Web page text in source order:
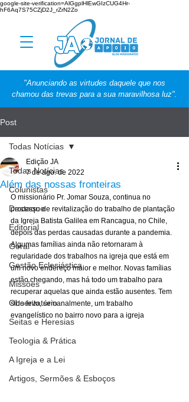
google-site-verification=AlGgplHlEwGIzCUG4Hr-
hF6Aq7S75CZjD2J_rZrN2Zo
"Anunciando as virtudes daquele que nos
chamou das trevas para a sua maravilhosa luz".
Post
Todas Notícias
Colunistas
Destaque
Editorial
Geral
Gestão Eclesiástica
Missões
Observatório
Seitas e Heresias
Teologia & Prática
A Igreja e a Lei
Artigos, Sermões & Esboços
Todas Notícias
Além das nossas fronteiras
Edição JA
7 de ago. de 2022
O missionário Pr. Jomar Souza, continua no
processo de revitalização do trabalho de plantação
da Igreja Batista Galilea em Rancagua, no Chile,
depois das perdas causadas durante a pandemia.
Algumas famílias ainda não retornaram à
regularidade dos trabalhos na igreja que está em
um novo endereço maior e melhor. Novas famílias
estão chegando, mas há todo um trabalho para
recuperar aquelas que ainda estão ausentes. Tem
sido feito, semanalmente, um trabalho
evangelístico no bairro novo para a igreja